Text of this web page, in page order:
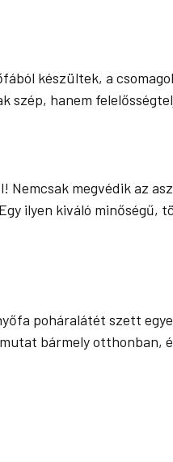
készültek, a
szép, hanem
megvédik az
ilyen kiváló
poháralátét szett
bármely otthonban,